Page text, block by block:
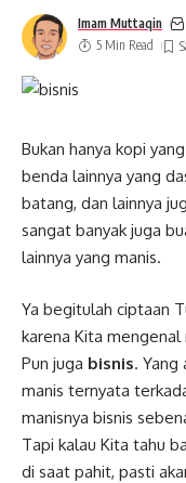
Imam Muttaqin
5 Min Read
Bukan hanya kopi
benda lainnya yang
batang, dan lainnya
sangat banyak juga
lainnya yang manis.
Ya begitulah ciptaan
karena Kita mengenal
Pun juga bisnis. Yang
manis ternyata
manisnya bisnis
Tapi kalau Kita tahu
di saat pahit, pasti